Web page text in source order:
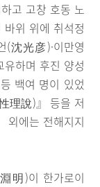
고 고창 호동 노
위 위에 취석정
(沈光彦)·이만영
하며 후진 양성
백여 명이 있었
理說)』 등을 저
외에는 전해지지
明)이 한가로이